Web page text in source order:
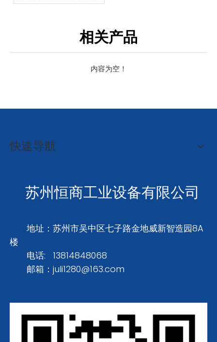
造中的关键应用
相关产品
内容为空！
快速导航
苏州恒商工业设备有限公司
地址：苏州市吴中区七子路金地威新智造园8A
楼
电话: 13814848068
邮箱： juli1280@163.com